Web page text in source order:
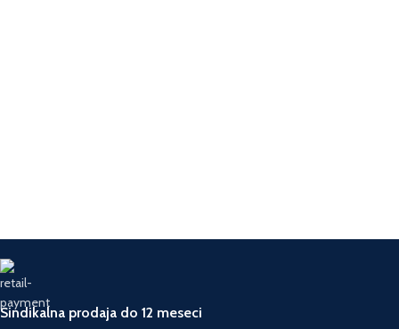
Sindikalna prodaja do 12 meseci